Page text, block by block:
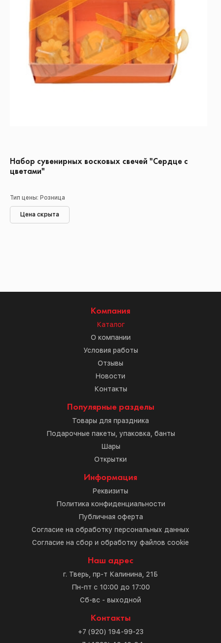
Набор сувенирных восковых свечей "Сердце с
цветами"
Тип цены: Розница
Цена скрыта
Компания
Каталог
О компании
Условия работы
Отзывы
Новости
Контакты
Популярные разделы
Товары для праздника
Подарочные пакеты, упаковка, банты
Шары
Открытки
Информация
Реквизиты
Политика конфиденциальности
Публичная оферта
Согласие на обработку персональных данных
Согласие на сбор и обработку файлов cookie
Наш адрес
г. Тверь, пр-т Калинина, 21Б
Пн-пт с 10:00 до 17:00
Сб-вс - выходной
Контакты
+7 (920) 194-99-23